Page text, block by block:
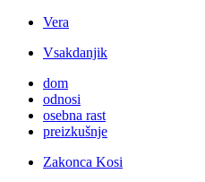
Vera
Vsakdanjik
dom
odnosi
osebna rast
preizkušnje
Zakonca Kosi